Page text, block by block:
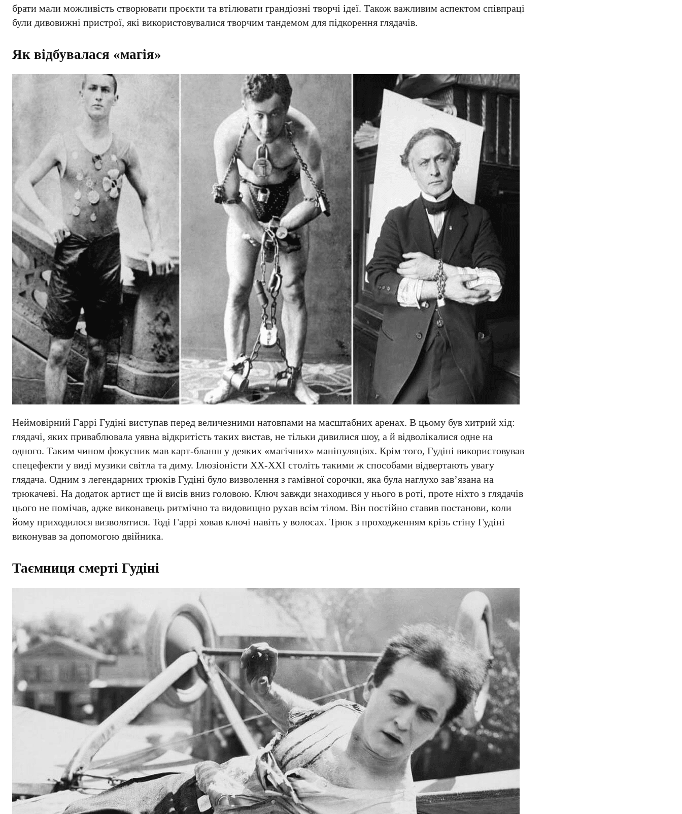
брати мали можливість створювати проєкти та втілювати грандіозні творчі ідеї. Також важливим аспектом співпраці
були дивовижні пристрої, які використовувалися творчим тандемом для підкорення глядачів.
Як відбувалася «магія»
Неймовірний Гаррі Гудіні виступав перед величезними натовпами на масштабних аренах. В цьому був хитрий хід:
глядачі, яких приваблювала уявна відкритість таких вистав, не тільки дивилися шоу, а й відволікалися одне на
одного. Таким чином фокусник мав карт-бланш у деяких «магічних» маніпуляціях. Крім того, Гудіні використовував
спецефекти у виді музики світла та диму. Ілюзіоністи XX-XXI століть такими ж способами відвертають увагу
глядача. Одним з легендарних трюків Гудіні було визволення з гамівної сорочки, яка була наглухо зав’язана на
трюкачеві. На додаток артист ще й висів вниз головою. Ключ завжди знаходився у нього в роті, проте ніхто з глядачів
цього не помічав, адже виконавець ритмічно та видовищно рухав всім тілом. Він постійно ставив постанови, коли
йому приходилося визволятися. Тоді Гаррі ховав ключі навіть у волосах. Трюк з проходженням крізь стіну Гудіні
виконував за допомогою двійника.
Таємниця смерті Гудіні